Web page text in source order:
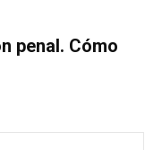
penal. Cómo